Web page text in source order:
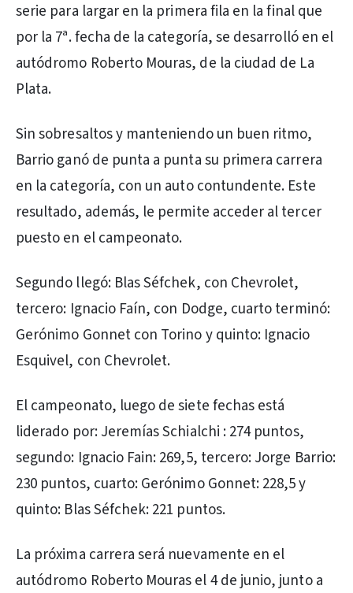
serie para largar en la primera fila en la final que
por la 7ª. fecha de la categoría, se desarrolló en el
autódromo Roberto Mouras, de la ciudad de La
Plata.
Sin sobresaltos y manteniendo un buen ritmo,
Barrio ganó de punta a punta su primera carrera
en la categoría, con un auto contundente. Este
resultado, además, le permite acceder al tercer
puesto en el campeonato.
Segundo llegó: Blas Séfchek, con Chevrolet,
tercero: Ignacio Faín, con Dodge, cuarto terminó:
Gerónimo Gonnet con Torino y quinto: Ignacio
Esquivel, con Chevrolet.
El campeonato, luego de siete fechas está
liderado por: Jeremías Schialchi : 274 puntos,
segundo: Ignacio Fain: 269,5, tercero: Jorge Barrio:
230 puntos, cuarto: Gerónimo Gonnet: 228,5 y
quinto: Blas Séfchek: 221 puntos.
La próxima carrera será nuevamente en el
autódromo Roberto Mouras el 4 de junio, junto a